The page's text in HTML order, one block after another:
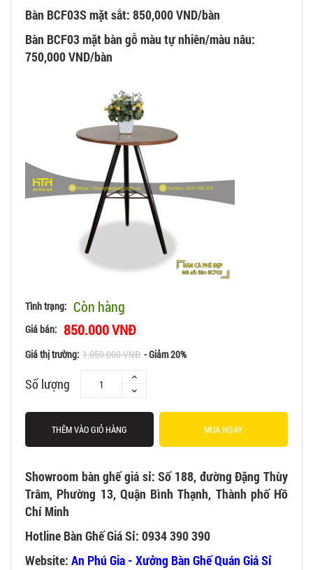
Bàn BCF03S mặt sắt: 850,000 VND/bàn
Bàn BCF03 mặt bàn gỗ màu tự nhiên/màu nâu:
750,000 VND/bàn
Tình trạng: Còn hàng
Giá bán: 850.000 VNĐ
Giá thị trường: 1.050.000 VNĐ - Giảm 20%
Số lượng
THÊM VÀO GIỎ HÀNG MUA NGAY
Showroom bàn ghế giá sỉ: Số 188, đường Đặng Thùy
Trâm, Phường 13, Quận Bình Thạnh, Thành phố Hồ
Chí Minh
Hotline Bàn Ghế Giá Sỉ: 0934 390 390
Website: An Phú Gia - Xưởng Bàn Ghế Quán Giá Sỉ